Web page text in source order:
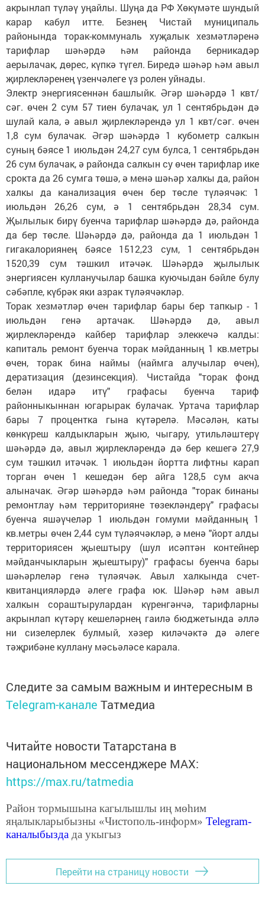
акрынлап түләү уңайлы. Шуңа да РФ Хөкүмәте шундый
карар кабул итте. Безнең Чистай муниципаль
районында торак-коммуналь хуҗалык хезмәтләренә
тарифлар шәһәрдә һәм районда берникадәр
аерылачак, дөрес, күпкә түгел. Биредә шәһәр һәм авыл
җирлекләренең үзенчәлеге үз ролен уйнады.
Электр энергиясеннән башлыйк. Әгәр шәһәрдә 1 квт/
сәг. өчен 2 сум 57 тиен булачак, ул 1 сентябрьдән дә
шулай кала, ә авыл җирлекләрендә ул 1 квт/сәг. өчен
1,8 сум булачак. Әгәр шәһәрдә 1 кубометр салкын
суның бәясе 1 июльдән 24,27 сум булса, 1 сентябрьдән
26 сум булачак, ә районда салкын су өчен тарифлар ике
срокта да 26 сумга төшә, ә менә шәһәр халкы да, район
халкы да канализация өчен бер төсле түләячәк: 1
июльдән 26,26 сум, ә 1 сентябрьдән 28,34 сум.
Җылылык бирү буенча тарифлар шәһәрдә дә, районда
да бер төсле. Шәһәрдә дә, районда да 1 июльдән 1
гигакалориянең бәясе 1512,23 сум, 1 сентябрьдән
1520,39 сум тәшкил итәчәк. Шәһәрдә җылылык
энергиясен кулланучылар башка куючыдан бәйле булу
сәбәпле, күбрәк яки азрак түләячәкләр.
Торак хезмәтләр өчен тарифлар бары бер тапкыр - 1
июльдән генә артачак. Шәһәрдә дә, авыл
җирлекләрендә кайбер тарифлар элеккечә калды:
капиталь ремонт буенча торак мәйданның 1 кв.метры
өчен, торак бина наймы (наймга алучылар өчен),
дератизация (дезинсекция). Чистайда "торак фонд
белән идарә итү" графасы буенча тариф
районныкыннан югарырак булачак. Уртача тарифлар
бары 7 процентка гына күтәрелә. Мәсәлән, каты
көнкүреш калдыкларын җыю, чыгару, утильләштерү
шәһәрдә дә, авыл җирлекләрендә дә бер кешегә 27,9
сум тәшкил итәчәк. 1 июльдән йортта лифтны карап
торган өчен 1 кешедән бер айга 128,5 сум акча
алыначак. Әгәр шәһәрдә һәм районда "торак бинаны
ремонтлау һәм территорияне төзекләндерү" графасы
буенча яшәүчеләр 1 июльдән гомуми мәйданның 1
кв.метры өчен 2,44 сум түләячәкләр, ә менә "йорт алды
территориясен җыештыру (шул исәптән контейнер
мәйданчыкларын җыештыру)" графасы буенча бары
шәһәрлеләр генә түләячәк. Авыл халкында счет-
квитанцияләрдә әлеге графа юк. Шәһәр һәм авыл
халкын сораштырулардан күренгәнчә, тарифларны
акрынлап күтәрү кешеләрнең гаилә бюджетында әллә
ни сизелерлек булмый, хәзер киләчәктә дә әлеге
тәҗрибәне куллану мәсьәләсе карала.
Следите за самым важным и интересным в
Telegram-канале Татмедиа
Читайте новости Татарстана в
национальном мессенджере MАХ:
https://max.ru/tatmedia
Район тормышына кагылышлы иң мөһим
яңалыкларыбызны «Чистополь-информ» Telegram-
каналыбызда да укыгыз
Перейти на страницу новости